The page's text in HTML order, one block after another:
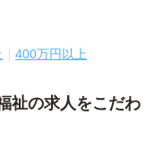
400万円以上
祉の求人をこだわ